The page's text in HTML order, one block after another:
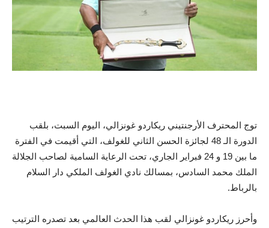
توج المحترف الأرجنتيني ريكاردو غونزالي، اليوم السبت، بلقب
الدورة الـ 48 لجائزة الحسن الثاني للغولف، التي أقيمت في الفترة
ما بين 19 و 24 فبراير الجاري، تحت الرعاية السامية لصاحب الجلالة
الملك محمد السادس، بمسالك نادي الغولف الملكي دار السلام
بالرباط.
وأحرز ريكاردو غونزالي لقب هذا الحدث العالمي بعد تصدره الترتيب